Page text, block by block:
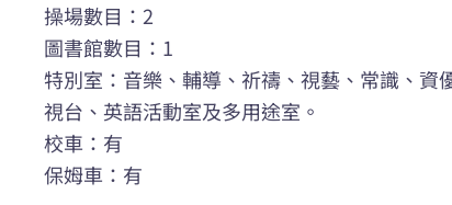
操場數目：2
圖書館數目：1
特別室：音樂、輔導、祈禱、視藝、常識、資
視台、英語活動室及多用途室。
校車：有
保姆車：有